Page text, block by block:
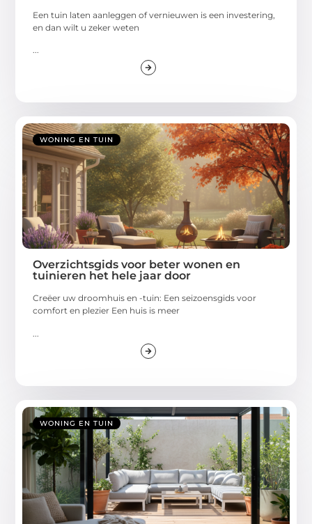
Een tuin laten aanleggen of vernieuwen is een investering,
en dan wilt u zeker weten
...
WONING EN TUIN
Overzichtsgids voor beter wonen en
tuinieren het hele jaar door
Creëer uw droomhuis en -tuin: Een seizoensgids voor
comfort en plezier Een huis is meer
WONING EN TUIN